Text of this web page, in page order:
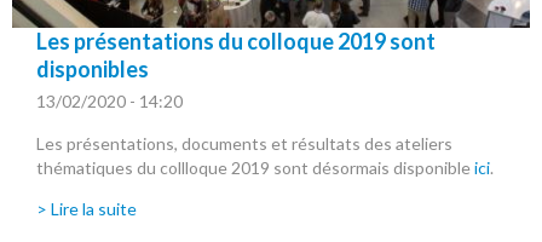
Les présentations du colloque 2019 sont
disponibles
13/02/2020 - 14:20
Les présentations, documents et résultats des ateliers
thématiques du collloque 2019 sont désormais disponibleici.
> Lire la suite